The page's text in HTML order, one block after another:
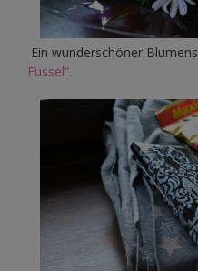
Ein wunderschöner
Fussel”.